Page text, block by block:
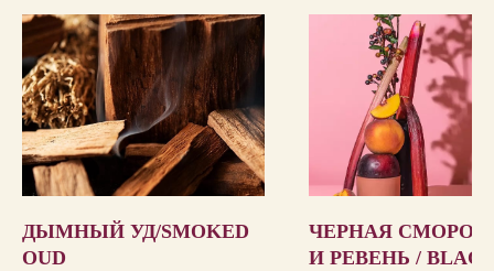
ДЫМНЫЙ УД/SMOKED
OUD
ЧЕРНАЯ
И РЕВЕНЬ /